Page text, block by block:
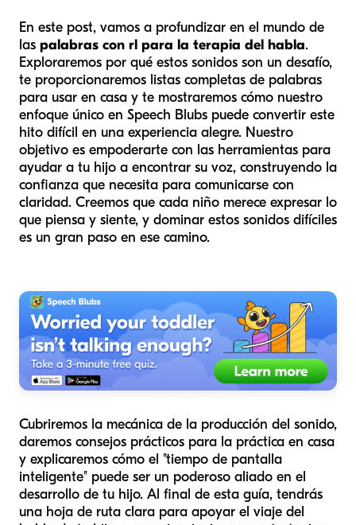
En este post, vamos a profundizar en el mundo de
las palabras con rl para la terapia del habla.
Exploraremos por qué estos sonidos son un desafío,
te proporcionaremos listas completas de palabras
para usar en casa y te mostraremos cómo nuestro
enfoque único en Speech Blubs puede convertir este
hito difícil en una experiencia alegre. Nuestro
objetivo es empoderarte con las herramientas para
ayudar a tu hijo a encontrar su voz, construyendo la
confianza que necesita para comunicarse con
claridad. Creemos que cada niño merece expresar lo
que piensa y siente, y dominar estos sonidos difíciles
es un gran paso en ese camino.
Cubriremos la mecánica de la producción del sonido,
daremos consejos prácticos para la práctica en casa
y explicaremos cómo el "tiempo de pantalla
inteligente" puede ser un poderoso aliado en el
desarrollo de tu hijo. Al final de esta guía, tendrás
una hoja de ruta clara para apoyar el viaje del